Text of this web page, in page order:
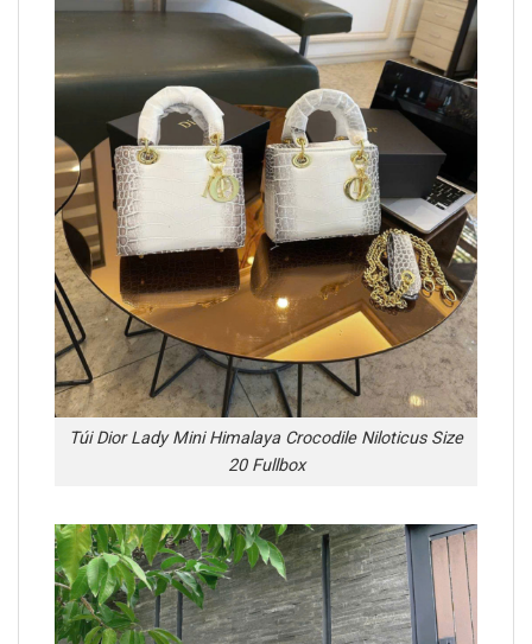
Túi Dior Lady Mini Himalaya Crocodile Niloticus Size
20 Fullbox